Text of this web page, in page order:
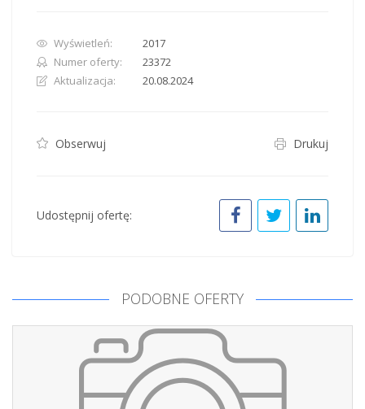
Wyświetleń:
2017
Numer oferty:
23372
Aktualizacja:
20.08.2024
Obserwuj Drukuj
Udostępnij ofertę:
PODOBNE OFERTY